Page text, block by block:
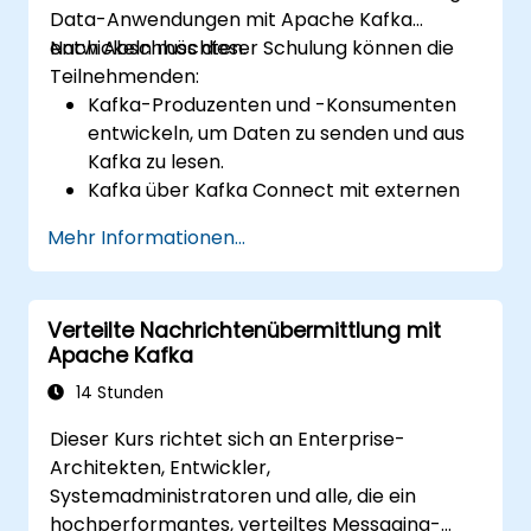
Data-Anwendungen mit Apache Kafka
entwickeln möchten.
Nach Abschluss dieser Schulung können die
Teilnehmenden:
Kafka-Produzenten und -Konsumenten
entwickeln, um Daten zu senden und aus
Kafka zu lesen.
Kafka über Kafka Connect mit externen
Streaming-Anwendungen mit Kafka
Streams & ksqlDB schreiben.
Eine Kafka-Clientanwendung mit
Confluent Cloud für cloudbasierte Kafka-
Bereitstellungen integrieren.
Praktische Erfahrung durch praktische
sammeln.
Mehr Informationen...
Verteilte Nachrichtenübermittlung mit
Apache Kafka
14 Stunden
Dieser Kurs richtet sich an Enterprise-
Architekten, Entwickler,
Systemadministratoren und alle, die ein
hochperformantes, verteiltes Messaging-